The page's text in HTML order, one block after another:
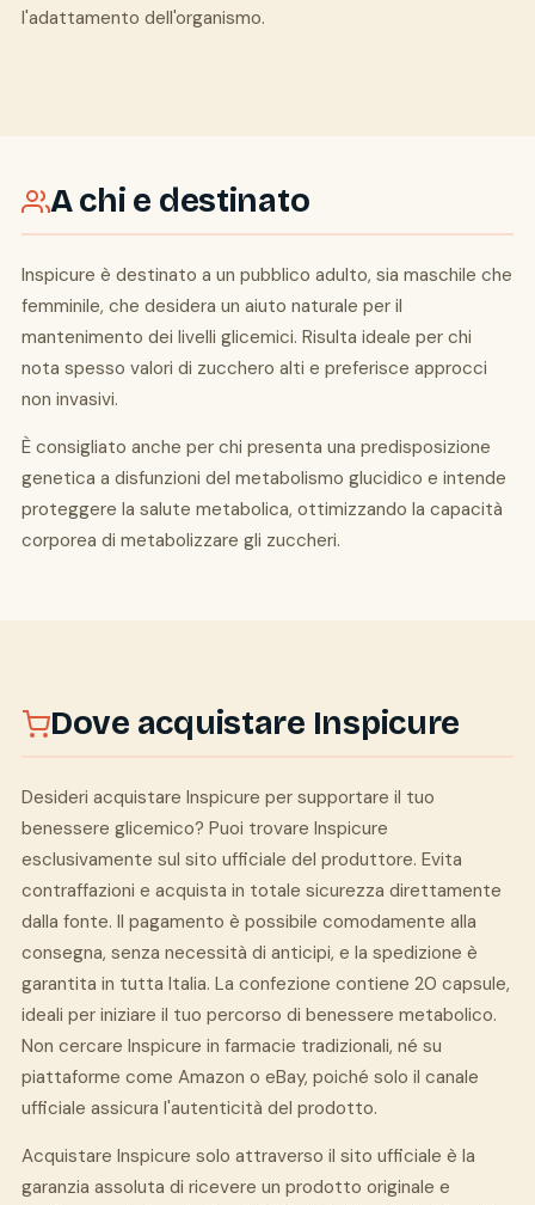
l'adattamento dell'organismo.
A chi e destinato
Inspicure è destinato a un pubblico adulto, sia maschile che
femminile, che desidera un aiuto naturale per il
mantenimento dei livelli glicemici. Risulta ideale per chi
nota spesso valori di zucchero alti e preferisce approcci
non invasivi.
È consigliato anche per chi presenta una predisposizione
genetica a disfunzioni del metabolismo glucidico e intende
proteggere la salute metabolica, ottimizzando la capacità
corporea di metabolizzare gli zuccheri.
Dove acquistare Inspicure
Desideri acquistare Inspicure per supportare il tuo
benessere glicemico? Puoi trovare Inspicure
esclusivamente sul sito ufficiale del produttore. Evita
contraffazioni e acquista in totale sicurezza direttamente
dalla fonte. Il pagamento è possibile comodamente alla
consegna, senza necessità di anticipi, e la spedizione è
garantita in tutta Italia. La confezione contiene 20 capsule,
ideali per iniziare il tuo percorso di benessere metabolico.
Non cercare Inspicure in farmacie tradizionali, né su
piattaforme come Amazon o eBay, poiché solo il canale
ufficiale assicura l'autenticità del prodotto.
Acquistare Inspicure solo attraverso il sito ufficiale è la
garanzia assoluta di ricevere un prodotto originale e